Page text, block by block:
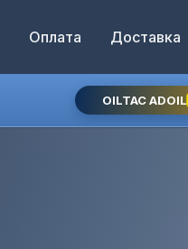
Оплата Доставка
OILTAC ADOIL